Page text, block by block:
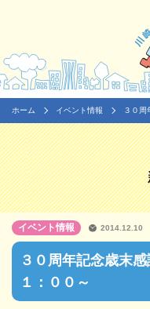
ホーム イベント情報 ３０
３０周年記念歳末
１：００～
イベント情報 2014.12.10